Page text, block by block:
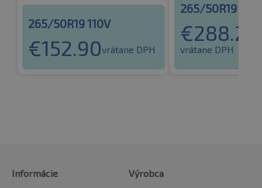
265/50R19 110V
€152.90vrátane DPH
265/50R19 110V
€288.23
vrátane DPH
Informácie
Výrobca